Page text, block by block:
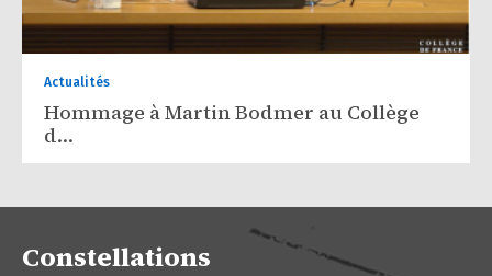
Actualités
Hommage à Martin Bodmer au Collège
d…
Constellations